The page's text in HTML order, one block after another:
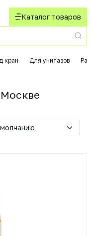
Каталог товаров
кран Для унитазов